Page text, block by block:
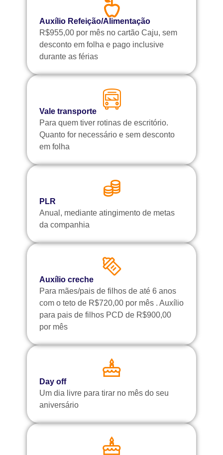
Auxílio Refeição/Alimentação
R$955,00 por mês no cartão Caju, sem
desconto em folha e pago inclusive
durante as férias
Vale transporte
Para quem tiver rotinas de escritório.
Quanto for necessário e sem desconto
em folha
PLR
Anual, mediante atingimento de metas
da companhia
Auxílio creche
Para mães/pais de filhos de até 6 anos
com o teto de R$720,00 por mês . Auxílio
para pais de filhos PCD de R$900,00
por mês
Day off
Um dia livre para tirar no mês do seu
aniversário